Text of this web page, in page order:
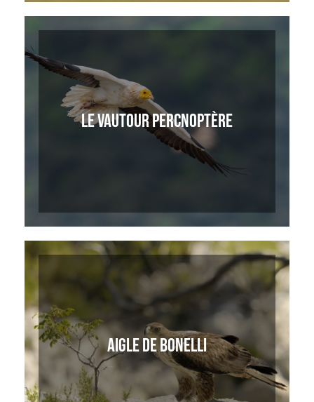
LE VAUTOUR PERCNOPTÈRE
AIGLE DE BONELLI